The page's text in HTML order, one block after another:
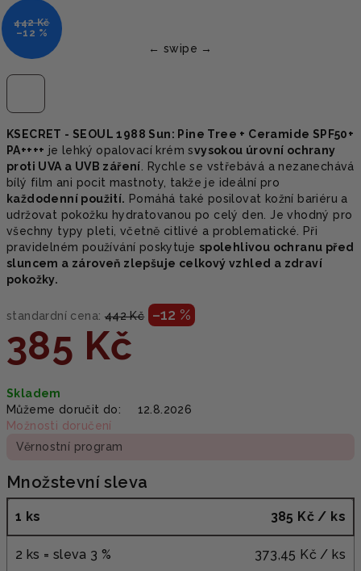
KSECRET - SEOUL 1988 Sun: Pine Tree + Ceramide SPF50+
PA++++ je lehký opalovací krém svysokou úrovní ochrany
proti UVA a UVB záření . Rychle se vstřebává a nezanechává
bílý film ani pocit mastnoty, takže je ideální pro
každodenní použití. Pomáhá také posilovat kožní bariéru a
udržovat pokožku hydratovanou po celý den. Je vhodný pro
všechny typy pleti, včetně citlivé a problematické. Při
pravidelném používání poskytuje spolehlivou ochranu před
sluncem a zároveň zlepšuje celkový vzhled a zdraví
pokožky.
standardní cena: 442 Kč –12 %
385 Kč
cena:
Skladem
Můžeme doručit do:
12.8.2026
Možnosti doručení
Věrnostní program
Množstevní sleva
1 ks 385 Kč / ks
2 ks = sleva 3 % 373,45 Kč / ks
442 Kč
–12 %